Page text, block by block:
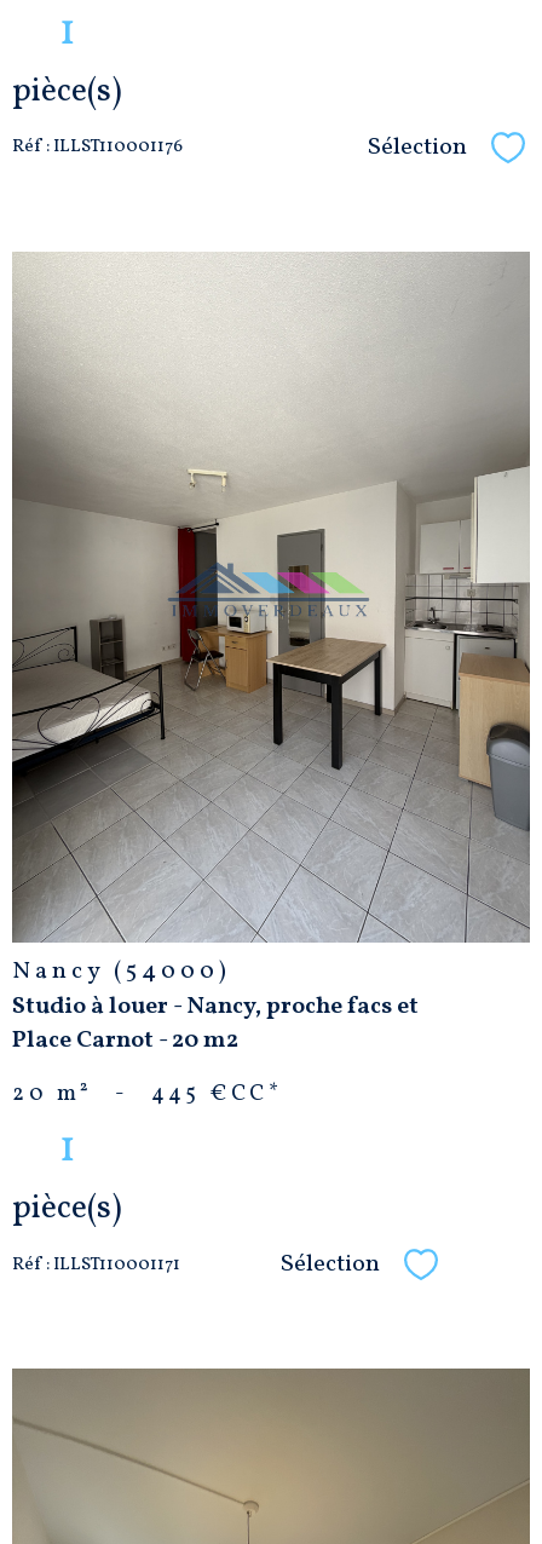
1
pièce(s)
Réf : ILLST110001176 Sélection
VOIR LE
BIEN
Nancy (54000)
Studio à louer - Nancy, proche facs et
Place Carnot - 20 m2
20 m² - 445 € CC*
1
pièce(s)
Réf : ILLST110001171 Sélection